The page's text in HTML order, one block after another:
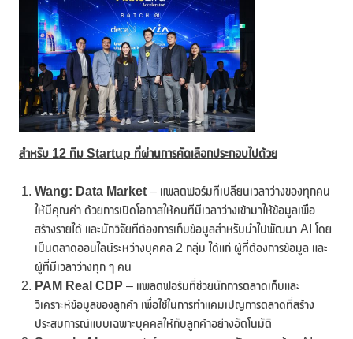
สำหรับ 12 ทีม Startup ที่ผ่านการคัดเลือกประกอบไปด้วย
Wang: Data Market – แพลตฟอร์มที่เปลี่ยนเวลาว่างของทุกคน
ให้มีคุณค่า ด้วยการเปิดโอกาสให้คนที่มีเวลาว่างเข้ามาให้ข้อมูลเพื่อ
สร้างรายได้ และนักวิจัยที่ต้องการเก็บข้อมูลสำหรับนำไปพัฒนา AI โดย
เป็นตลาดออนไลน์ระหว่างบุคคล 2 กลุ่ม ได้แก่ ผู้ที่ต้องการข้อมูล และ
ผู้ที่มีเวลาว่างทุก ๆ คน
PAM Real CDP – แพลตฟอร์มที่ช่วยนักการตลาดเก็บและ
วิเคราะห์ข้อมูลของลูกค้า เพื่อใช้ในการทำแคมเปญการตลาดที่สร้าง
ประสบการณ์แบบเฉพาะบุคคลให้กับลูกค้าอย่างอัตโนมัติ